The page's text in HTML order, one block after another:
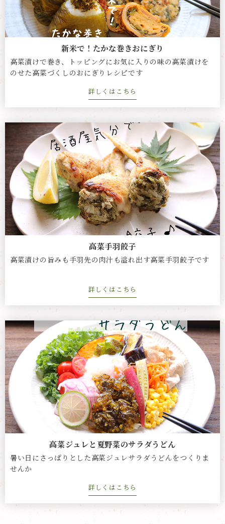
新米で！たかな巻きおにぎり
高菜漬けで巻き、トッピングにお気に入りの味の高菜漬けを
のせた高菜づくしのおにぎりレシピです
詳しくはこちら
高菜手羽餃子
高菜漬けの旨みも手羽先の肉汁も溢れ出す高菜手羽餃子です
詳しくはこちら
高菜ジュレと夏野菜のサラダうどん
暑い日にさっぱりとした高菜ジュレサラダうどんをつくりま
せんか
詳しくはこちら